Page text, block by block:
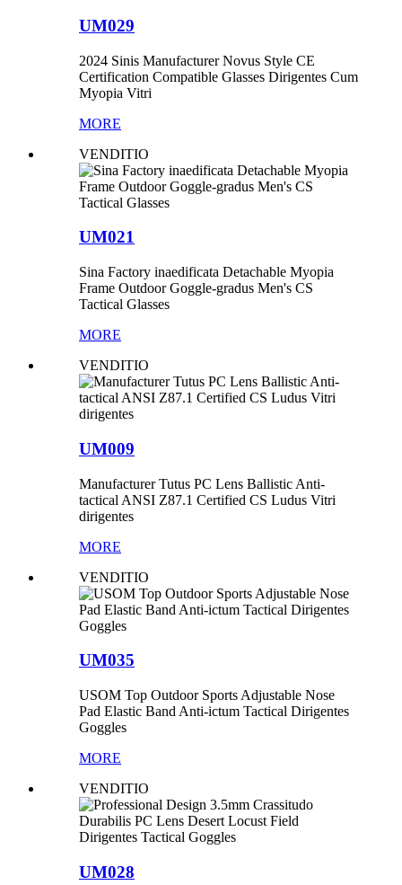
UM029
2024 Sinis Manufacturer Novus Style CE
Certification Compatible Glasses Dirigentes Cum
Myopia Vitri
MORE
VENDITIO
UM021
Sina Factory inaedificata Detachable Myopia
Frame Outdoor Goggle-gradus Men's CS
Tactical Glasses
MORE
VENDITIO
UM009
Manufacturer Tutus PC Lens Ballistic Anti-
tactical ANSI Z87.1 Certified CS Ludus Vitri
dirigentes
MORE
VENDITIO
UM035
USOM Top Outdoor Sports Adjustable Nose
Pad Elastic Band Anti-ictum Tactical Dirigentes
Goggles
MORE
VENDITIO
UM028